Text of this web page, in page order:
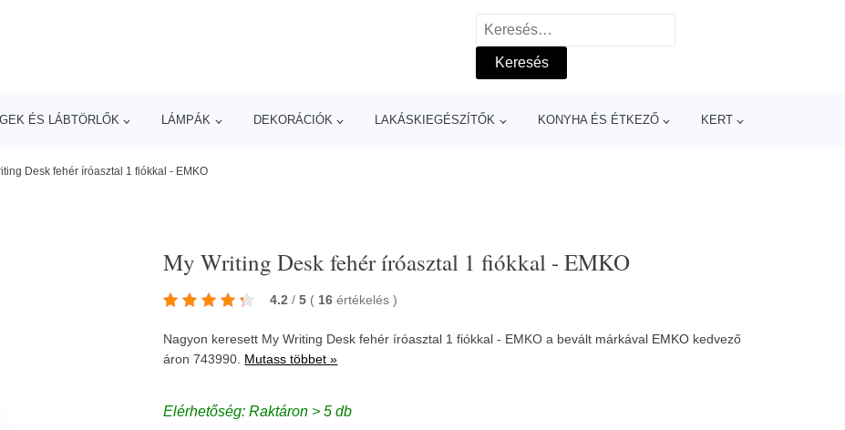
Keresés:
ÉS LÁBTÖRLŐK LÁMPÁK DEKORÁCIÓK LAKÁSKIEGÉSZÍTŐK KONYHA ÉS ÉTKEZŐ KERT
Desk fehér íróasztal 1 fiókkal - EMKO
My Writing Desk fehér íróasztal 1 fiókkal - EMKO
4.2 / 5 ( 16 értékelés)
Nagyon keresett My Writing Desk fehér íróasztal 1 fiókkal - EMKO a bevált márkával EMKO kedvező
áron 743990. Mutass többet »
Elérhetőség: Raktáron > 5 db